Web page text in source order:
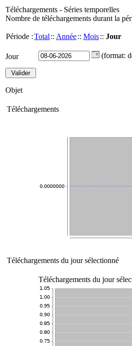
Téléchargements - Séries temporelles
Nombre de téléchargements durant la
Période :Total :: Année:: Mois:: Jour
Jour (format:
Objet
Téléchargements
Téléchargements du jour sélectionné
Téléchargements du jour